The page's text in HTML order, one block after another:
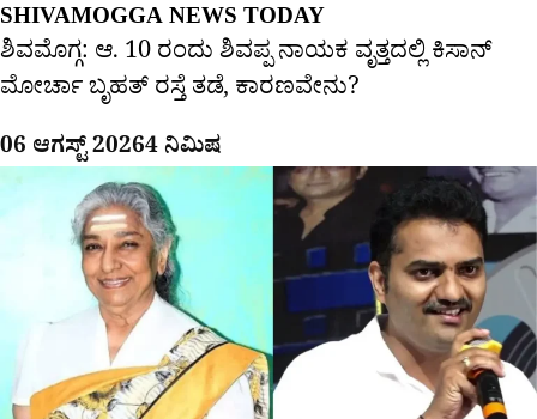
SHIVAMOGGA NEWS TODAY
ಶಿವಮೊಗ್ಗ: ಆ. 10 ರಂದು ಶಿವಪ್ಪ ನಾಯಕ ವೃತ್ತದಲ್ಲಿ ಕಿಸಾನ್
ಮೋರ್ಚಾ ಬೃಹತ್ ರಸ್ತೆ ತಡೆ, ಕಾರಣವೇನು?
06 ಆಗಸ್ಟ್ 20264 ನಿಮಿಷ